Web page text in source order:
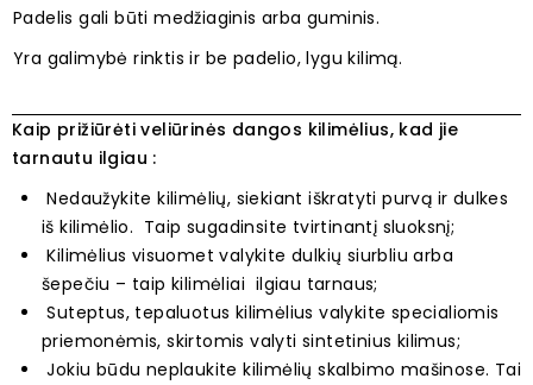
Padelis gali būti medžiaginis arba guminis.
Yra galimybė rinktis ir be padelio, lygu kilimą.
Kaip prižiūrėti veliūrinės dangos kilimėlius, kad jie
tarnautu ilgiau :
Nedaužykite kilimėlių, siekiant iškratyti purvą ir dulkes
iš kilimėlio. Taip sugadinsite tvirtinantį sluoksnį;
Kilimėlius visuomet valykite dulkių siurbliu arba
šepečiu – taip kilimėliai ilgiau tarnaus;
Suteptus, tepaluotus kilimėlius valykite specialiomis
priemonėmis, skirtomis valyti sintetinius kilimus;
Jokiu būdu neplaukite kilimėlių skalbimo mašinose. Tai